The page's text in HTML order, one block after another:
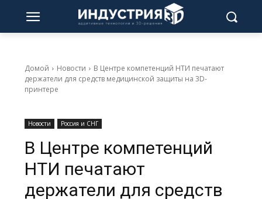
Домой Новости
В Центре компетенций НТИ печатают
держатели для средств медицинской защиты на 3D-
принтере
Новости Россия и СНГ
В Центре компетенций
НТИ печатают
держатели для средств